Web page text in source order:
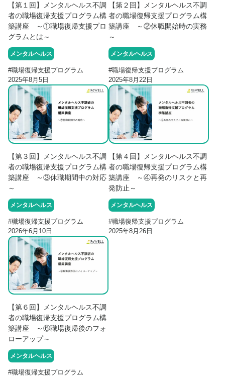
【第１回】メンタルヘルス不調
者の職場復帰支援プログラム構
築講座 ～①職場復帰支援プロ
グラムとは～
メンタルヘルス
#職場復帰支援プログラム
2025年8月5日
【第２回】メンタルヘルス不調
者の職場復帰支援プログラム構
築講座 ～②休職開始時の実務
～
メンタルヘルス
#職場復帰支援プログラム
2025年8月22日
【第３回】メンタルヘルス不調
者の職場復帰支援プログラム構
築講座 ～③休職期間中の対応
～
メンタルヘルス
#職場復帰支援プログラム
2026年6月10日
【第４回】メンタルヘルス不調
者の職場復帰支援プログラム構
築講座 ～④再発のリスクと再
発防止～
メンタルヘルス
#職場復帰支援プログラム
2025年8月26日
【第６回】メンタルヘルス不調
者の職場復帰支援プログラム構
築講座 ～⑥職場復帰後のフォ
ローアップ～
メンタルヘルス
#職場復帰支援プログラム